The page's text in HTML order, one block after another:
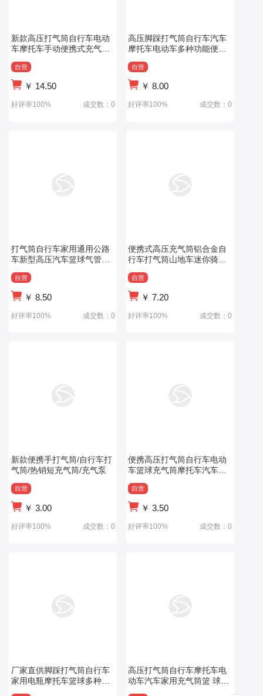
新款高压打气筒自行车电动
车摩托车手动便携式充气泵
自营
￥ 14.50
好评率100% 成交数：0
高压脚踩打气筒自行车汽车
摩托车电动车多种功能便携
自营
￥8.00
好评率100% 成交数：0
打气筒自行车家用通用公路
车新型高压汽车篮球气管充
自营
￥ 8.50
好评率100% 成交数：0
便携式高压充气筒铝合金自
行车打气筒山地车迷你骑行
自营
￥7.20
好评率100% 成交数：0
新款便携手打气筒/自行车打
气筒/热销短充气筒/充气泵
自营
￥ 3.00
好评率100% 成交数：0
便携高压打气筒自行车电动
车篮球充气筒摩托车汽车家
自营
￥3.50
好评率100% 成交数：0
厂家直供脚踩打气筒自行车
家用电瓶摩托车篮球多种功
能管高 压充气泵
高压打气筒自行车摩托车电
动车汽车家用充气筒篮 球打
气筒